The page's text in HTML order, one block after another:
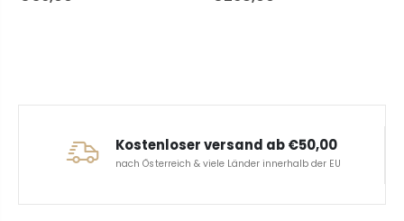
Kostenloser versand ab €50,00
nach Österreich & viele Länder innerhalb der EU